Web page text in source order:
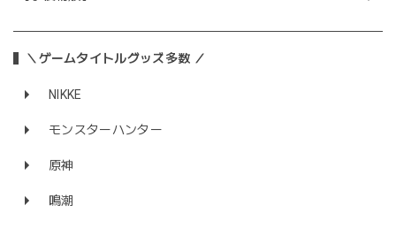
＼ゲームタイトルグッズ多数 ／
NIKKE
モンスターハンター
原神
鳴潮